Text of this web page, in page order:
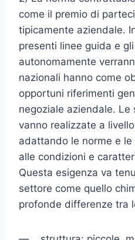
come il premio di
tipicamente aziendale.
presenti linee guida e
autonomamente
nazionali hanno come
oppor­tuni riferimenti
negoziale aziendale. Le
vanno realizzate a
adattando le norme e
alle condizioni e
Questa esigenza va
settore come quello
profonde differenze tra